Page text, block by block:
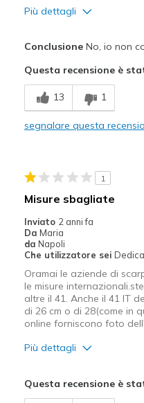
Più dettagli
Difetti
Suola molto scivolosa
Taglie
Taglia
ConclusioneNo, io non
Questa recensione è
13 1
segnalare questa
1
Misure sbagliate
Inviato 2 anni fa
Da Maria
da Napoli
Che utilizzatore sei
Oramai le aziende di
le misure
altre il 41. Anche il 41 IT
di 26 cm o di 28(come in
online forniscono foto
Più dettagli
Questa recensione è